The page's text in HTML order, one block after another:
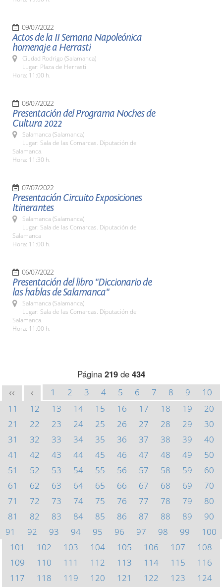
09/07/2022
Actos de la II Semana Napoleónica
homenaje a Herrasti
Ciudad Rodrigo (Salamanca)
Lugar: Plaza de Herrasti
Hora: 11:00 h.
08/07/2022
Presentación del Programa Noches de
Cultura 2022
Salamanca (Salamanca)
Lugar: Sala de las Comarcas. Diputación de
Salamanca.
Hora: 11:30 h.
07/07/2022
Presentación Circuito Exposiciones
Itinerantes
Salamanca (Salamanca)
Lugar: Sala de las Comarcas. Diputación de
Salamanca
Hora: 11:00 h.
06/07/2022
Presentación del libro "Diccionario de
las hablas de Salamanca"
Salamanca (Salamanca)
Lugar: Sala de las Comarcas. Diputación de
Salamanca.
Hora: 11:00 h.
Página 219de 434
<< < 1 2 3 4 5 6 7 8 9
10
11
12 13 14 15 16 17 18 19
20
21
22 23 24 25 26 27 28 29
30
31
32 33 34 35 36 37 38 39
40
41
42 43 44 45 46 47 48 49
50
51
52 53 54 55 56 57 58 59
60
61
62 63 64 65 66 67 68 69
70
71
72 73 74 75 76 77 78 79
80
81
82 83 84 85 86 87 88 89
90
91
92 93 94 95 96 97 98 99
100
101
102 103 104 105 106 107
108
109
110 111 112 113 114 115
116
117
118 119 120 121 122 123
124